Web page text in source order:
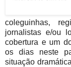
coleguinhas,
jornalistas e/ou
cobertura e um
os dias neste
situação